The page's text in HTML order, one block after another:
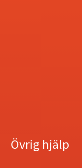
Övrig hjälp